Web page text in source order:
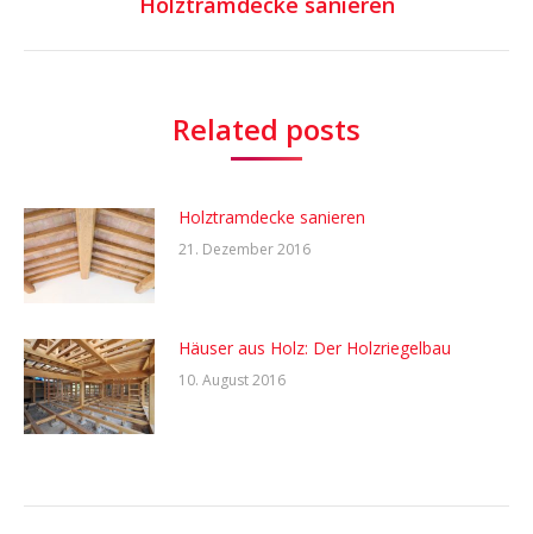
Related posts
Holztramdecke sanieren
21. Dezember 2016
Häuser aus Holz: Der Holzriegelbau
10. August 2016